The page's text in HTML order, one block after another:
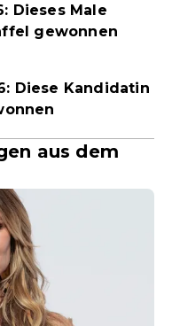
Dieses Male
gewonnen
Diese Kandidatin
aus dem